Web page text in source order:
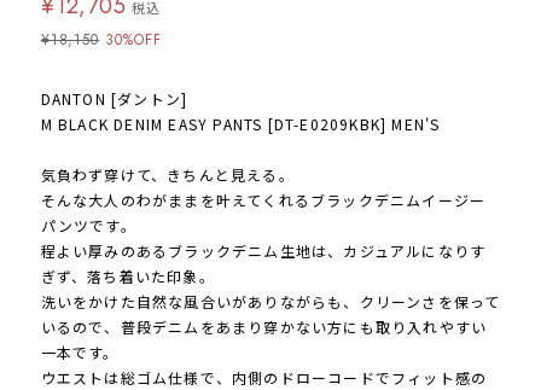
税込
¥18,150 30%OFF
DANTON [ダントン]
M BLACK DENIM EASY PANTS [DT-E0209KBK] MEN'S
気負わず穿けて、きちんと見える。
そんな大人のわがままを叶えてくれるブラックデニムイージー
パンツです。
程よい厚みのあるブラックデニム生地は、カジュアルになりす
ぎず、落ち着いた印象。
洗いをかけた自然な風合いがありながらも、クリーンさを保って
いるので、普段デニムをあまり穿かない方にも取り入れやすい
一本です。
ウエストは総ゴム仕様で、内側のドローコードでフィット感の